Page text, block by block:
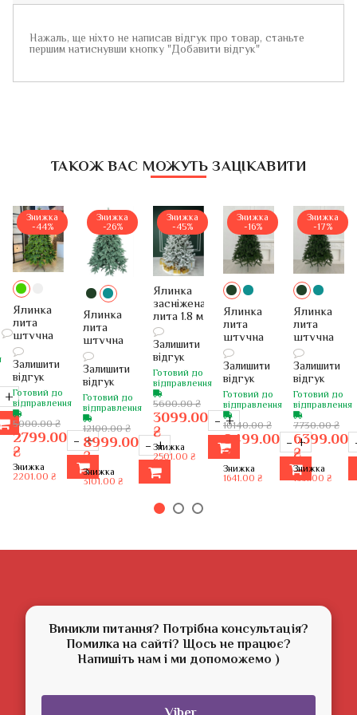
Нажаль, ще ніхто не написав відгук про товар, станьте
першим натиснувши кнопку "Добавити відгук"
ТАКОЖ ВАС МОЖУТЬ ЗАЦІКАВИТИ
+
Знижка
-44%
Ялинка
лита
штучна
1.5 м
Бельгійська
з
салатовими
кінчиками
Залишити
відгук
Готовий до
відправлення
2799.00
₴
5000.00 ₴
Знижка
2201.00 ₴
– +
Знижка
-26%
Ялинка
лита
штучна
2.7 м
Президентська
блакитна
Залишити
відгук
Готовий до
відправлення
8999.00
₴
12100.00 ₴
Знижка
3101.00 ₴
–+
Знижка
-45%
Ялинка
засніжена
лита 1.8 м
Віденська
Залишити
відгук
Готовий до
відправлення
3099.00
₴
5600.00 ₴
Знижка
2501.00 ₴
– +
Знижка
-16%
Ялинка
лита
штучна
2.7 м
Буковельська
зелена
Залишити
відгук
Готовий до
відправлення
8499.00
₴
10140.00 ₴
Знижка
1641.00 ₴
–+
Знижка
-17%
Ялинка
лита
штучна
2.5 м
зелена
Залишити
відгук
Готовий до
відправлення
6399.00
₴
7730.00 ₴
Знижка
1331.00 ₴
Виникли питання? Потрібна консультація?
Помилка на сайті? Щось не працює?
Напишіть нам і ми допоможемо )
Viber